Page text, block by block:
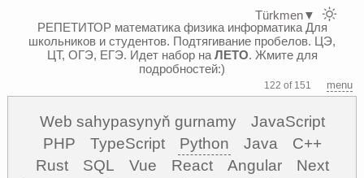
РЕПЕТИТОР математика физика информатикаДля
школьников и студентов. Подтягивание пробелов. ЦЭ,
ЦТ, ОГЭ, ЕГЭ. Идет набор на ЛЕТО. Жмите для
подробностей:)
122 of 151 menu
Web sahypasynyň gurnamy
JavaScript
PHP
TypeScript Python Java
C++
Rust
SQL Vue React Angular
Next
Türkmen▼